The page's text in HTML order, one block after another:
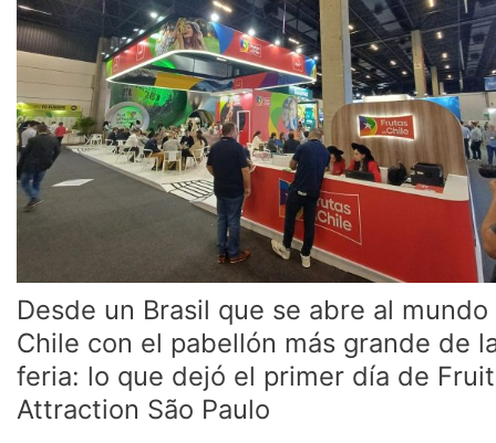
Desde un Brasil que se abre al mundo
Chile con el pabellón más grande de
feria: lo que dejó el primer día de Fruit
Attraction São Paulo
se
abre
al
mundo
a
Chile
con
el
pabellón
de
feria:
que
dejó